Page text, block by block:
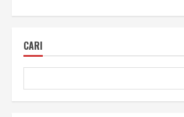
Camilanmu
dan
CARI